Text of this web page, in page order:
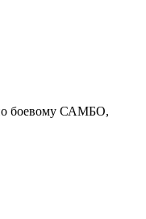
боевому САМБО,